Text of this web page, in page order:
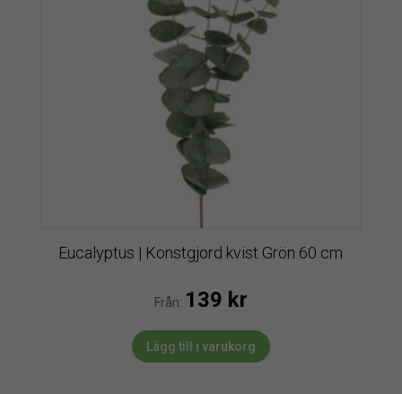
Eucalyptus | Konstgjord kvist Grön 60 cm
Från: 139 kr
Lägg till i varukorg